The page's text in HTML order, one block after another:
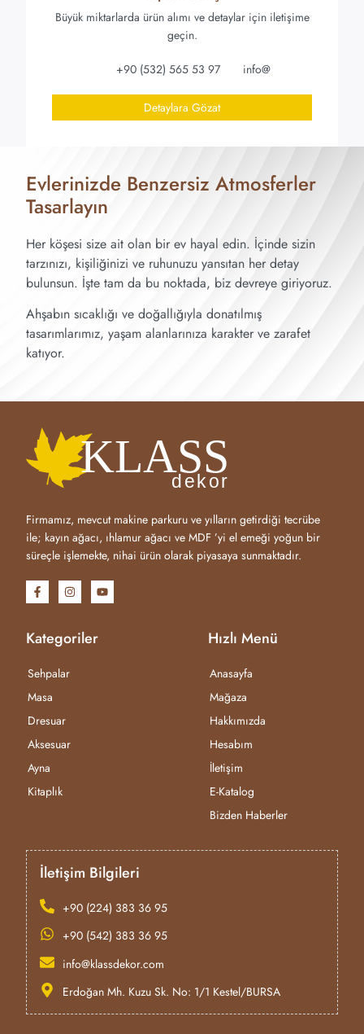
Büyük miktarlarda ürün alımı ve detaylar için iletişime
geçin.
+90 (532) 565 53 97 info@
Detaylara Gözat
Evlerinizde Benzersiz Atmosferler
Tasarlayın
Her köşesi size ait olan bir ev hayal edin. İçinde sizin
tarzınızı, kişiliğinizi ve ruhunuzu yansıtan her detay
bulunsun. İşte tam da bu noktada, biz devreye giriyoruz.
Ahşabın sıcaklığı ve doğallığıyla donatılmış
tasarımlarımız, yaşam alanlarınıza karakter ve zarafet
katıyor.
Firmamız, mevcut makine parkuru ve yılların getirdiği tecrübe
ile; kayın ağacı, ıhlamur ağacı ve MDF ’yi el emeği yoğun bir
süreçle işlemekte, nihai ürün olarak piyasaya sunmaktadır.
Kategoriler
Sehpalar
Masa
Dresuar
Aksesuar
Ayna
Kitaplık
Hızlı Menü
Anasayfa
Mağaza
Hakkımızda
Hesabım
İletişim
E-Katalog
Bizden Haberler
İletişim Bilgileri
+90 (224) 383 36 95
+90 (542) 383 36 95
info@klassdekor.com
Erdoğan Mh. Kuzu Sk. No: 1/1 Kestel/BURSA